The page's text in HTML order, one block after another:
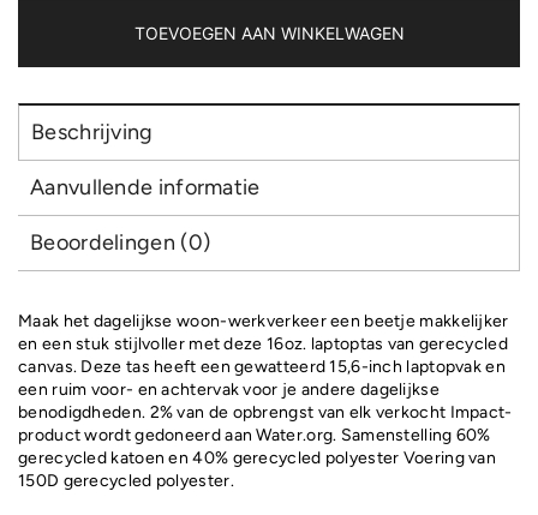
canvas
aantal
TOEVOEGEN AAN WINKELWAGEN
Beschrijving
Aanvullende informatie
Beoordelingen (0)
Maak het dagelijkse woon-werkverkeer een beetje makkelijker
en een stuk stijlvoller met deze 16oz. laptoptas van gerecycled
canvas. Deze tas heeft een gewatteerd 15,6-inch laptopvak en
een ruim voor- en achtervak voor je andere dagelijkse
benodigdheden. 2% van de opbrengst van elk verkocht Impact-
product wordt gedoneerd aan Water.org. Samenstelling 60%
gerecycled katoen en 40% gerecycled polyester Voering van
150D gerecycled polyester.